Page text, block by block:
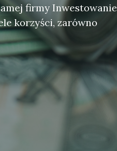
firmy Inwestowanie
korzyści, zarówno